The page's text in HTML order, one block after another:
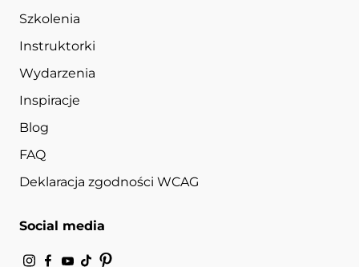
Szkolenia
Instruktorki
Wydarzenia
Inspiracje
Blog
FAQ
Deklaracja zgodności WCAG
Social media